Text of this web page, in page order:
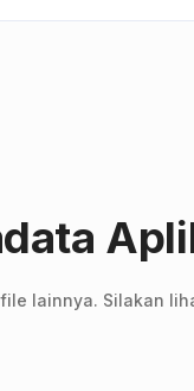
lainnya. Silakan